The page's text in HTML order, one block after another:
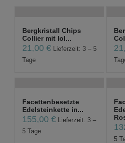
Bergkristall Chips
Collier mit Iol...
21,00 €
Lieferzeit: 3 – 5
Tage
Facettenbesetzte
Edelsteinkette in...
155,00 €
Lieferzeit: 3 –
5 Tage
5